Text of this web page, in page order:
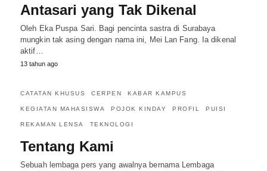
Antasari yang Tak Dikenal
Oleh Eka Puspa Sari. Bagi pencinta sastra di Surabaya
mungkin tak asing dengan nama ini, Mei Lan Fang. Ia dikenal
aktif…
13 tahun ago
CATATAN KHUSUS CERPEN KABAR KAMPUS
KEGIATAN MAHASISWA POJOK KINDAY PROFIL PUISI
REKAMAN LENSA TEKNOLOGI
Tentang Kami
Sebuah lembaga pers yang awalnya bernama Lembaga